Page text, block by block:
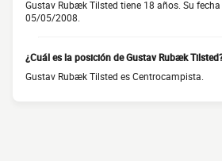
Gustav Rubæk Tilsted tiene 18 años. Su
05/05/2008.
¿Cuál es la posición de Gustav Rubæk
Gustav Rubæk Tilsted es Centrocampista.